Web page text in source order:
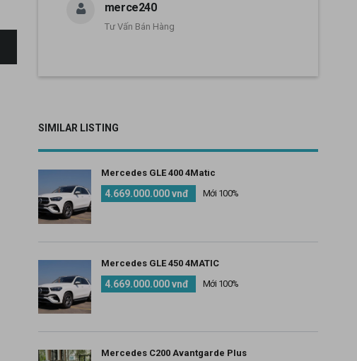
merce240
Tư Vấn Bán Hàng
SIMILAR LISTING
Mercedes GLE 400 4Matic
4.669.000.000 vnđ Mới 100%
Mercedes GLE 450 4MATIC
4.669.000.000 vnđ Mới 100%
Mercedes C200 Avantgarde Plus